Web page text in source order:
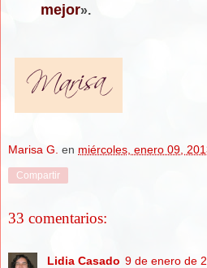
mejor».
Marisa G. en miércoles, enero 09,
Compartir
33 comentarios:
Lidia Casado 9 de enero de